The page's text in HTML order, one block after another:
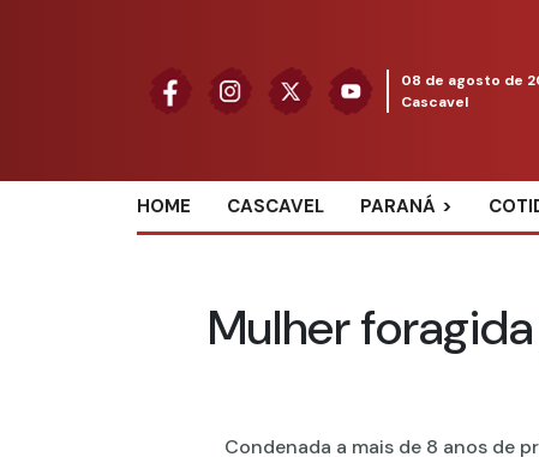
08 de agosto de
Cascavel
HOME CASCAVEL PARANÁ
Mulher
Condenada a mais de 8 anos de